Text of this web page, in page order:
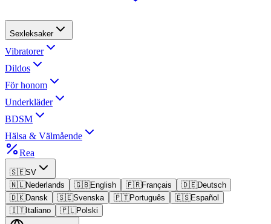
Sexleksaker
Vibratorer
Dildos
För honom
Underkläder
BDSM
Hälsa & Välmående
Rea
🇸🇪SV
🇳🇱Nederlands 🇬🇧English 🇫🇷Français 🇩🇪Deutsch
🇩🇰Dansk 🇸🇪Svenska 🇵🇹Português 🇪🇸Español
🇮🇹Italiano 🇵🇱Polski